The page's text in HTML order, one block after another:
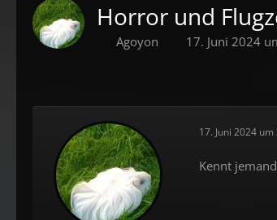
Horror und
Agoyon 17. Juni 2024
17. Juni 2024 um
Kennt